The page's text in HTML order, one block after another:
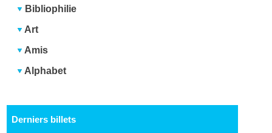
Bibliophilie
Art
Amis
Alphabet
Derniers billets